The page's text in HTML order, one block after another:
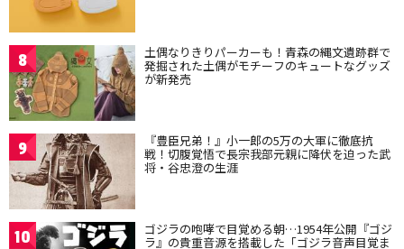
8 土偶なりきりパーカーも！青森の縄文遺跡群で
発掘された土偶がモチーフのキュートなグッズ
が新発売
9 『豊臣兄弟！』小一郎の5万の大軍に徹底抗
戦！切腹覚悟で長宗我部元親に降伏を迫った武
将・谷忠澄の生涯
10 ゴジラの咆哮で目覚める朝…1954年公開『ゴジ
ラ』の貴重音源を搭載した「ゴジラ音声目覚ま